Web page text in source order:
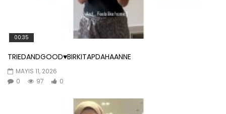
00:35
TRIEDANDGOOD♥️BIRKITAPDAHAANNE
MAYIS 11, 2026
0
97 0